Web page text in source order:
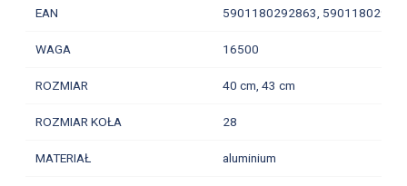
EAN 5901180292863,
WAGA 16500
ROZMIAR 40 cm, 43 cm
ROZMIAR KOŁA 28
MATERIAŁ aluminium